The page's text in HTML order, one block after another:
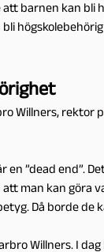
barnen kan bli
Willners, rektor
”dead end”.
man kan göra
Då borde de
Willners. I